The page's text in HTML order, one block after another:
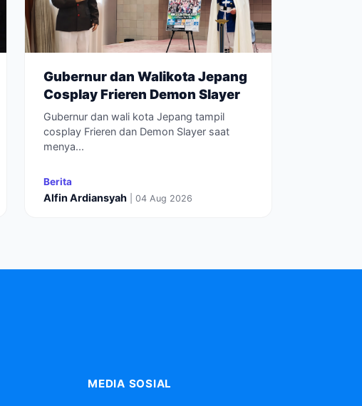
Gubernur dan Walikota Jepang
Cosplay Frieren Demon Slayer
Gubernur dan wali kota Jepang tampil
cosplay Frieren dan Demon Slayer saat
menya...
Berita
Alfin Ardiansyah | 04 Aug 2026
MEDIA SOSIAL